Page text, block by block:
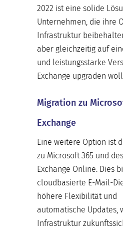
2022 ist eine solide
Unternehmen, die ihre
Infrastruktur
aber gleichzeitig auf
und leistungsstarke
Exchange upgraden
Migration zu
Exchange
Eine weitere Option ist
zu Microsoft 365 und
Exchange Online. Dies
cloudbasierte E-Mail-
höhere Flexibilität und
automatische Updates,
Infrastruktur